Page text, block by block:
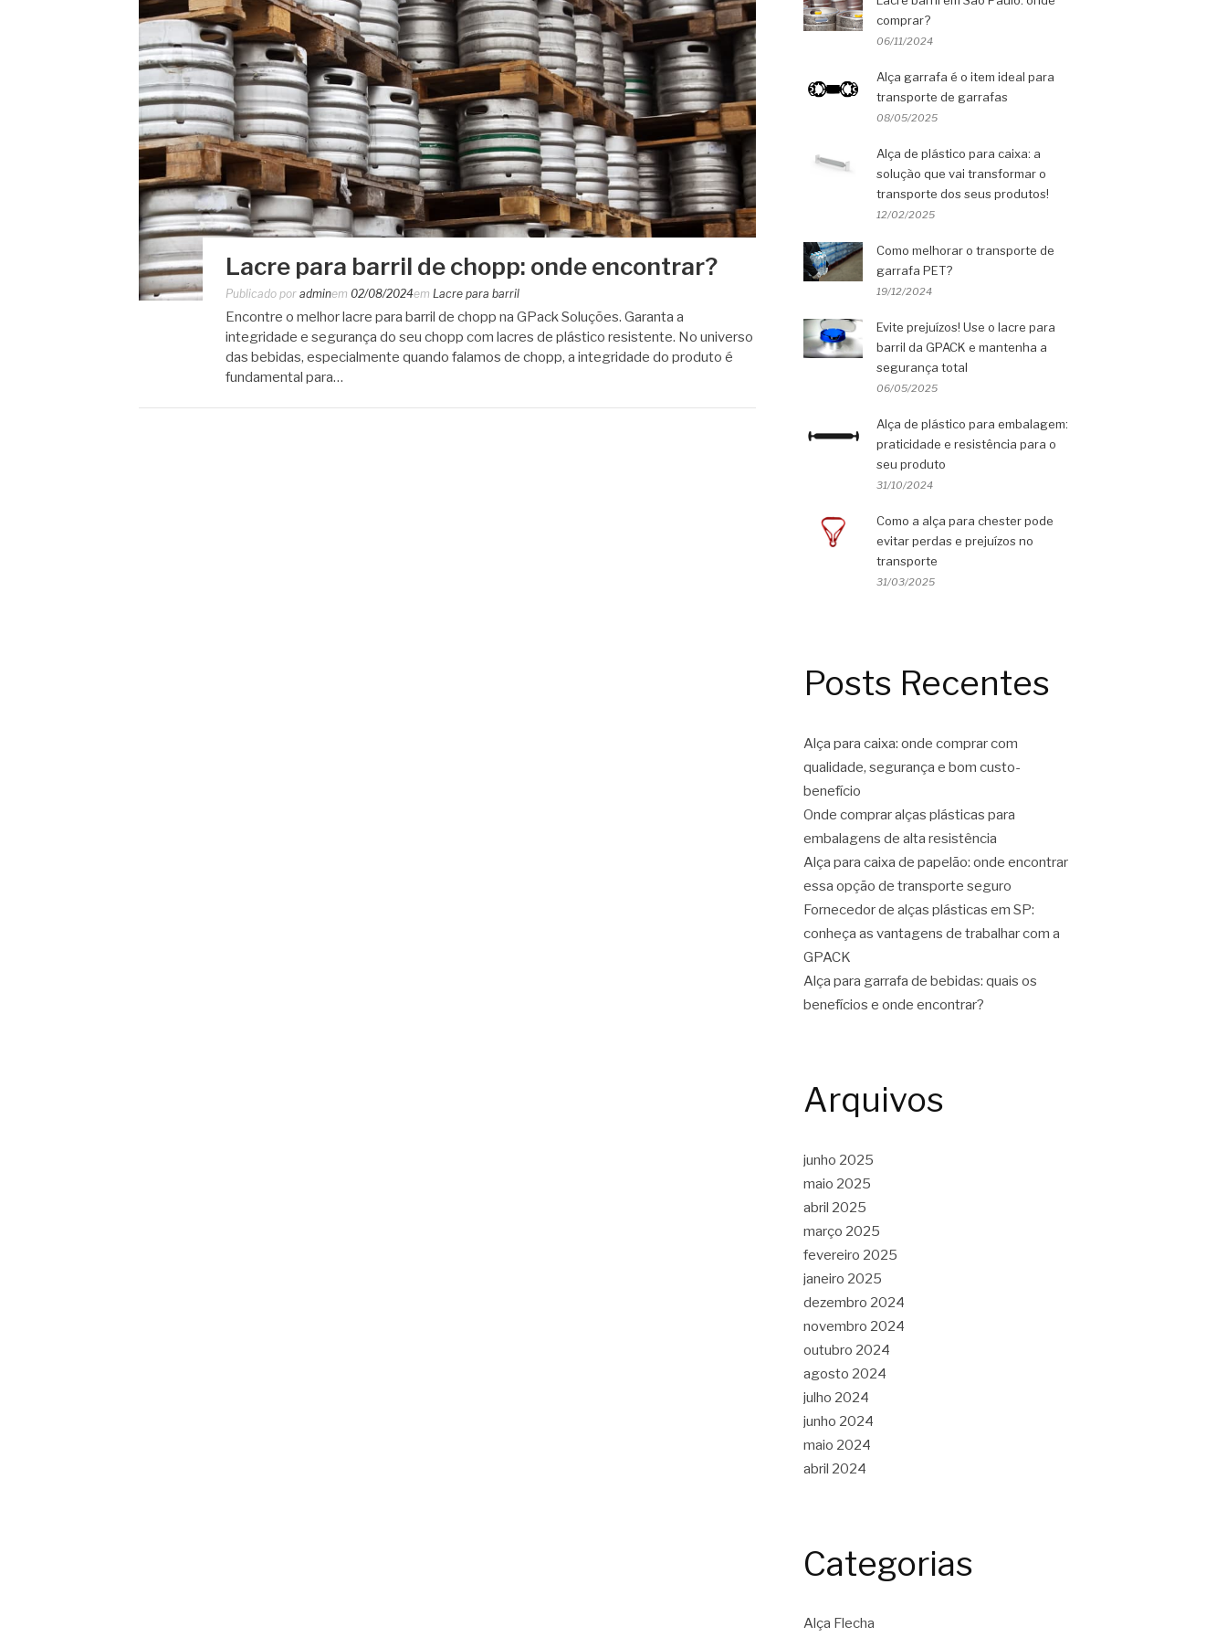
Lacre para barril de chopp: onde encontrar?
Publicado por adminem 02/08/2024em Lacre para barril
Encontre o melhor lacre para barril de chopp na GPack Soluções. Garanta a
integridade e segurança do seu chopp com lacres de plástico resistente. No universo
das bebidas, especialmente quando falamos de chopp, a integridade do produto é
fundamental para…
comprar?
06/11/2024
Alça garrafa é o item ideal para
transporte de garrafas
08/05/2025
Alça de plástico para caixa: a
solução que vai transformar o
transporte dos seus produtos!
12/02/2025
Como melhorar o transporte de
garrafa PET?
19/12/2024
Evite prejuízos! Use o lacre para
barril da GPACK e mantenha a
segurança total
06/05/2025
Alça de plástico para embalagem:
praticidade e resistência para o
seu produto
31/10/2024
Como a alça para chester pode
evitar perdas e prejuízos no
transporte
31/03/2025
Posts Recentes
Alça para caixa: onde comprar com
qualidade, segurança e bom custo-
benefício
Onde comprar alças plásticas para
embalagens de alta resistência
Alça para caixa de papelão: onde encontrar
essa opção de transporte seguro
Fornecedor de alças plásticas em SP:
conheça as vantagens de trabalhar com a
GPACK
Alça para garrafa de bebidas: quais os
benefícios e onde encontrar?
Arquivos
junho 2025
maio 2025
abril 2025
março 2025
fevereiro 2025
janeiro 2025
dezembro 2024
novembro 2024
outubro 2024
agosto 2024
julho 2024
junho 2024
maio 2024
abril 2024
Categorias
Alça Flecha